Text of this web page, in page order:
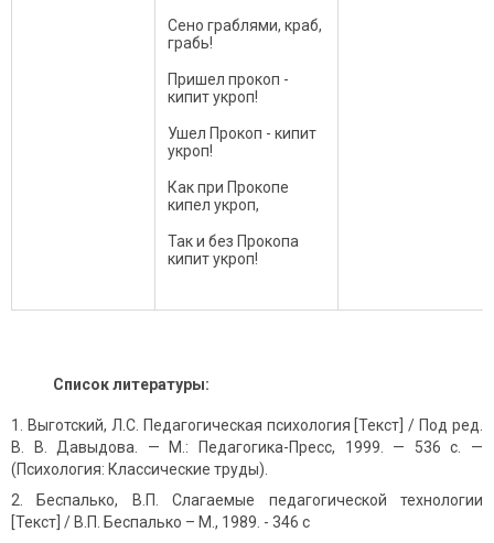
Сено граблями, краб,
грабь!
Пришел прокоп -
кипит укроп!
Ушел Прокоп - кипит
укроп!
Как при Прокопе
кипел укроп,
Так и без Прокопа
кипит укроп!
Список литературы:
Выготский, Л.С. Педагогическая психология [Текст] / Под ред.
В. В. Давыдова. — М.: Педагогика-Пресс, 1999. — 536 с. —
(Психология: Классические труды).
Беспалько, В.П. Слагаемые педагогической технологии
[Текст] / В.П. Беспалько – М., 1989. - 346 с